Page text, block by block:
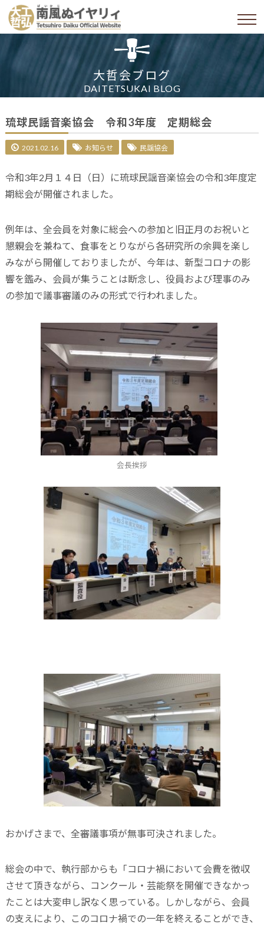
大哲会ブログ
DAITETSUKAI BLOG
琉球民謡音楽協会 令和3年度 定期総会
2021.02.16 お知らせ 民謡協会
令和3年2月１４日（日）に琉球民謡音楽協会の令和3年度定
期総会が開催されました。
例年は、全会員を対象に総会への参加と旧正月のお祝いと
懇親会を兼ねて、食事をとりながら各研究所の余興を楽し
みながら開催しておりましたが、今年は、新型コロナの影
響を鑑み、会員が集うことは断念し、役員および理事のみ
の参加で議事審議のみの形式で行われました。
会長挨拶
おかげさまで、全審議事項が無事可決されました。
総会の中で、執行部からも「コロナ禍において会費を徴収
させて頂きながら、コンクール・芸能祭を開催できなかっ
たことは大変申し訳なく思っている。しかしながら、会員
の支えにより、このコロナ禍での一年を終えることができ、